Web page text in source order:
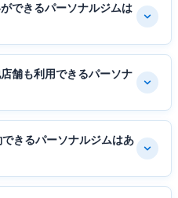
できるパーソナルジムは
舗も利用できるパーソナ
きるパーソナルジムはあ